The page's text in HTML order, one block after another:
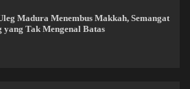
Madura Menembus Makkah, Semangat
yang Tak Mengenal Batas